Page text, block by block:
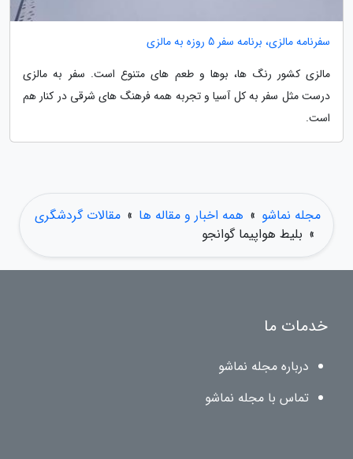
سفرنامه مالزی، برنامه سفر 5 روزه به مالزی
مالزی کشور رنگ ها، بوها و طعم های متنوع است. سفر به مالزی
درست مثل سفر به کل آسیا و تجربه همه فرهنگ های شرقی در کنار هم
است.
مجله نماشو » همه اخبار و مقاله ها » مقالات گردشگری
» بلیط هواپیما گوانجو
خدمات ما
درباره مجله نماشو
تماس با مجله نماشو